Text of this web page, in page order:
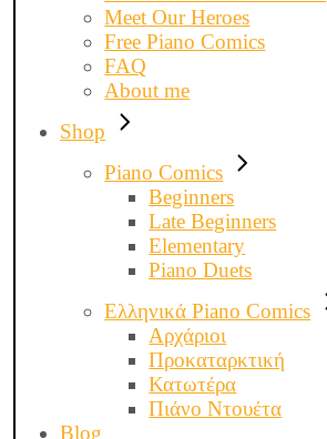
Meet Our Heroes
Free Piano Comics
FAQ
About me
Shop
Piano Comics
Beginners
Late Beginners
Elementary
Piano Duets
Ελληνικά Piano Comics
Αρχάριοι
Προκαταρκτική
Κατωτέρα
Πιάνο Ντουέτα
Blog